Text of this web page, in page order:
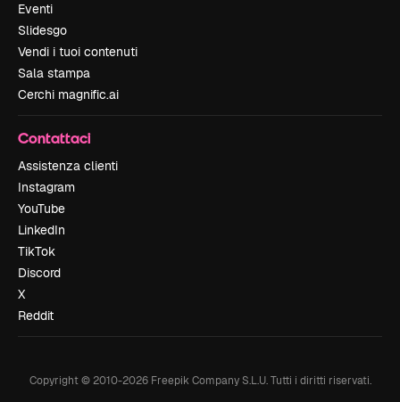
Eventi
Slidesgo
Vendi i tuoi contenuti
Sala stampa
Cerchi magnific.ai
Contattaci
Assistenza clienti
Instagram
YouTube
LinkedIn
TikTok
Discord
X
Reddit
Copyright © 2010-2026Freepik Company S.L.U. Tutti i diritti riservati.